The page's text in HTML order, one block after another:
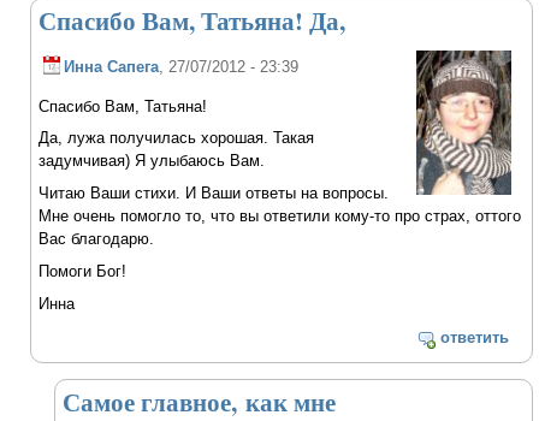
Спасибо Вам, Татьяна! Да,
Инна Сапега , 27/07/2012 - 23:39
Спасибо Вам, Татьяна!
Да, лужа получилась хорошая. Такая
задумчивая) Я улыбаюсь Вам.
Читаю Ваши стихи. И Ваши ответы на вопросы.
Мне очень помогло то, что вы ответили кому-то про страх, оттого
Вас благодарю.
Помоги Бог!
Инна
ответить
Самое главное, как мне